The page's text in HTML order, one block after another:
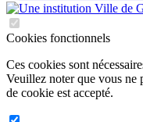
Cookies fonctionnels
Ces cookies sont
Veuillez noter que vous ne
de cookie est accepté.